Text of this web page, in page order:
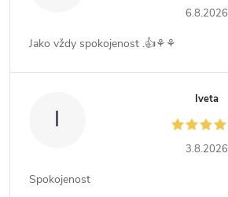
6.8.2026
Jako vždy spokojenost .👍⚘️⚘️
I
Iveta
3.8.2026
Spokojenost